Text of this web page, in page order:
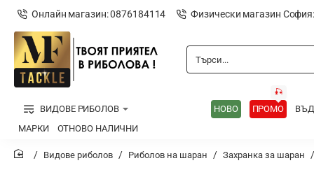
Онлайн магазин: 0876184114 Физически магазин
Търси...
ВИДОВЕ РИБОЛОВ НОВО ПРОМО
🎣
МАРКИ
ОТНОВО НАЛИЧНИ
Видове риболов Риболов на шаран Захранка за шаран